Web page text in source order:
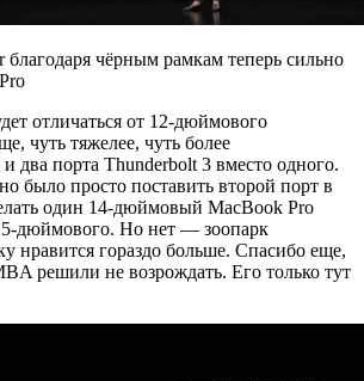
чёрным рамкам теперь сильно
отличаться от 12-дюймового
чуть тяжелее, чуть более
два порта Thunderbolt 3 вместо одного.
было просто поставить второй порт в
один 14-дюймовый MacBook Pro
дюймового. Но нет — зоопарк
нравится гораздо больше. Спасибо еще,
решили не возрождать. Его только тут